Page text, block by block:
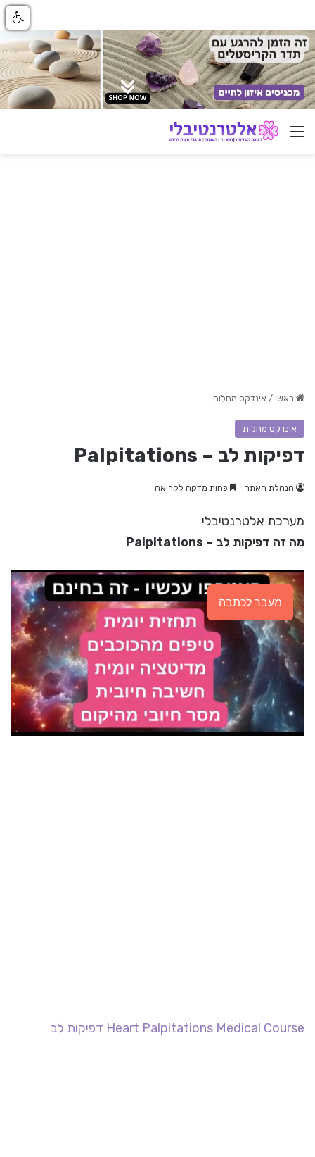
ניווט באתר
ראשי / אינדקס מחלות
אינדקס מחלות
דפיקות לב – Palpitations
הנהלת האתר פחות מדקה לקריאה
מערכת אלטרנטיבלי
מה זה דפיקות לב – Palpitations
מעבר לכתבה
Heart Palpitations Medical Course דפיקות לב